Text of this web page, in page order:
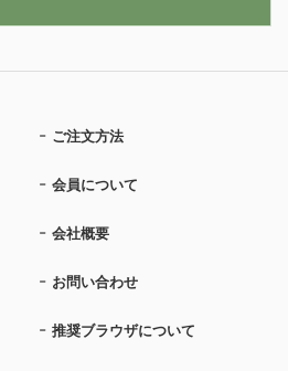
ご注文方法
会員について
会社概要
お問い合わせ
推奨ブラウザについて